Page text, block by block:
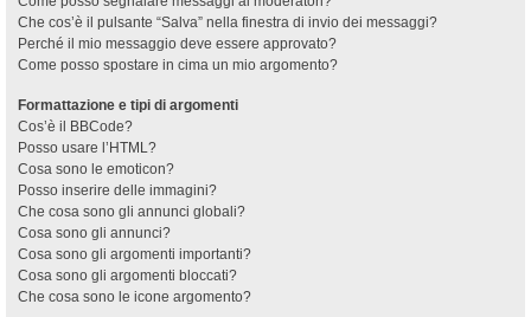
Che cos’è il pulsante “Salva” nella finestra di invio dei messaggi?
Perché il mio messaggio deve essere approvato?
Come posso spostare in cima un mio argomento?
Formattazione e tipi di argomenti
Cos’è il BBCode?
Posso usare l’HTML?
Cosa sono le emoticon?
Posso inserire delle immagini?
Che cosa sono gli annunci globali?
Cosa sono gli annunci?
Cosa sono gli argomenti importanti?
Cosa sono gli argomenti bloccati?
Che cosa sono le icone argomento?